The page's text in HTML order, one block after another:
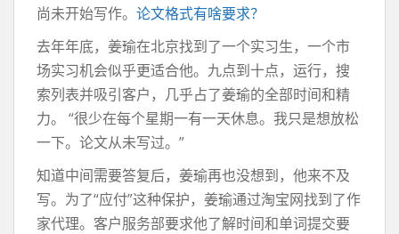
尚未开始写作。 论文格式有啥要求？
去年年底，姜瑜在北京找到了一个实习生，一个市
场实习机会似乎更适合他。九点到十点，运行，搜
索列表并吸引客户，几乎占了姜瑜的全部时间和精
力。 “很少在每个星期一有一天休息。我只是想放松
一下。论文从未写过。”
知道中间需要答复后，姜瑜再也没想到，他来不及
写。为了“应付”这种保护，姜瑜通过淘宝网找到了作
家代理。客户服务部要求他了解时间和单词提交要